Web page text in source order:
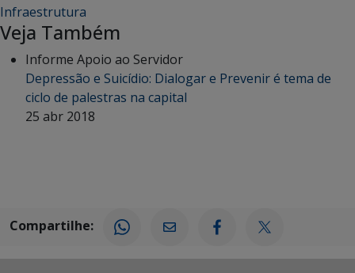
Infraestrutura
Veja Também
Informe Apoio ao Servidor
Depressão e Suicídio: Dialogar e Prevenir é tema de
ciclo de palestras na capital
25 abr 2018
Compartilhe: